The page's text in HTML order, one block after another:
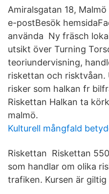
Amiralsgatan 18,
e-postBesök
använda Ny fräsch
utsikt över Turning
teoriundervisning,
riskettan och risktvåan.
risker som halkan fr
Riskettan Halkan ta
malmö.
Kulturell mångfald
Riskettan Riskettan
som handlar om olika
trafiken. Kursen är giltig